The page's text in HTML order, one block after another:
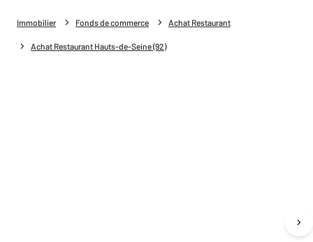
Immobilier Fonds de commerce Achat Restaurant
Achat Restaurant Hauts-de-Seine (92)